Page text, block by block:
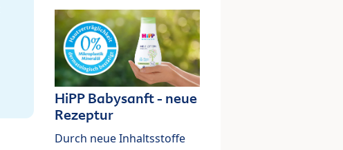
HiPP Babysanft - neue
Rezeptur
Durch neue Inhaltsstoffe